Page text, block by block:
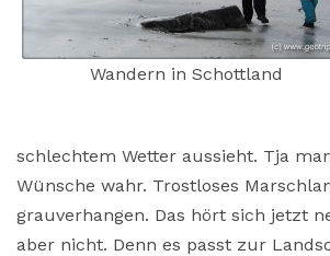
Wandern in Schottland
schlechtem Wetter aussieht. Tja
Wünsche wahr. Trostloses
grauverhangen. Das hört sich jetzt
aber nicht. Denn es passt zur